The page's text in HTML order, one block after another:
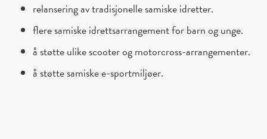
relansering av tradisjonelle samiske idretter.
flere samiske idrettsarrangement for barn og unge.
å støtte ulike scooter og motorcross-arrangementer.
å støtte samiske e-sportmiljøer.